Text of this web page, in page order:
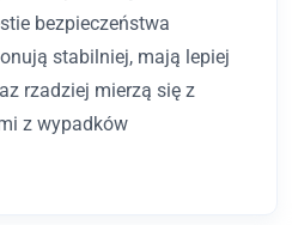
bezpieczeństwa
stabilniej, mają lepiej
rzadziej mierzą się z
z wypadków